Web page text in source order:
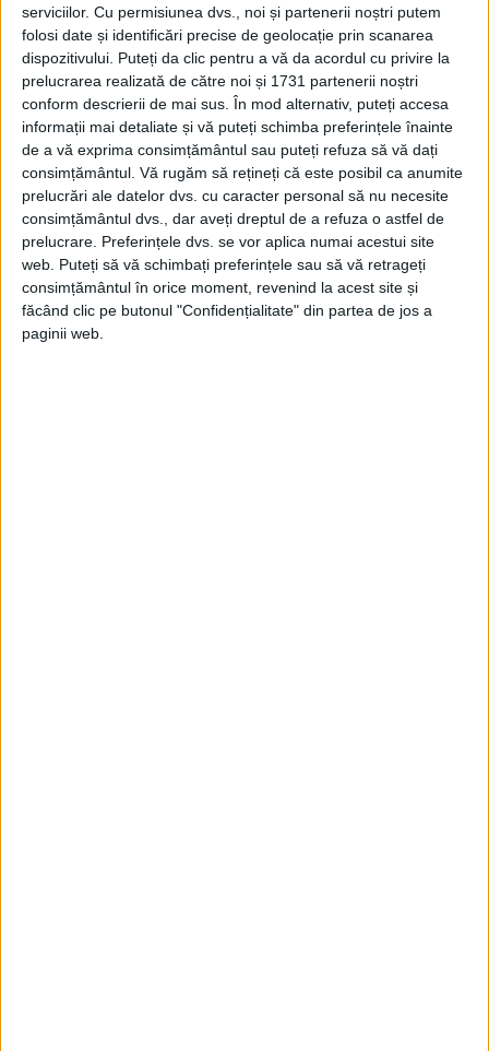
serviciilor. Cu permisiunea dvs., noi și partenerii noștri putem
folosi date și identificări precise de geolocație prin scanarea
dispozitivului. Puteți da clic pentru a vă da acordul cu privire la
prelucrarea realizată de către noi și 1731 partenerii noștri
conform descrierii de mai sus. În mod alternativ, puteți accesa
informații mai detaliate și vă puteți schimba preferințele înainte
de a vă exprima consimțământul sau puteți refuza să vă dați
consimțământul. Vă rugăm să rețineți că este posibil ca anumite
prelucrări ale datelor dvs. cu caracter personal să nu necesite
consimțământul dvs., dar aveți dreptul de a refuza o astfel de
prelucrare. Preferințele dvs. se vor aplica numai acestui site
web. Puteți să vă schimbați preferințele sau să vă retrageți
consimțământul în orice moment, revenind la acest site și
făcând clic pe butonul "Confidențialitate" din partea de jos a
paginii web.
DACĂ VA PLAC MATERIALELE PUBLICATE, VA INVITĂM SĂ NE URMĂRIȚI
ȘI PE PAGINA NOASTRĂ DE FACEBOOK
RECOMANDARI PENTRU TINE
Istoria sloturilor: de la primele aparate
la sloturile online
Istoria dezvoltării cazinourilor în
România: de la saloane sociale, la era
digitală